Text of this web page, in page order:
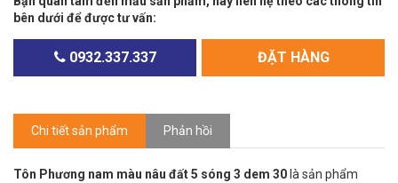
bên dưới để được tư vấn:
0932.337.337 ĐẶT HÀNG
Chi tiết sản phẩm Phản hồi
Tôn Phương nam màu nâu đất 5 sóng 3 dem 30 là sản phẩm